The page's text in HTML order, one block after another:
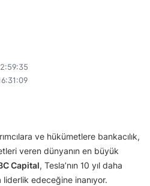
ve hükümetlere bankacılık,
veren dünyanın en büyük
Capital, Tesla’nın 10 yıl daha
edeceğine inanıyor.